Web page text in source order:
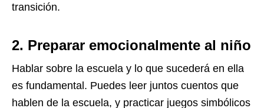
transición.
2. Preparar emocionalmente al niño
Hablar sobre la escuela y lo que sucederá en ella
es fundamental. Puedes leer juntos cuentos que
hablen de la escuela, y practicar juegos simbólicos